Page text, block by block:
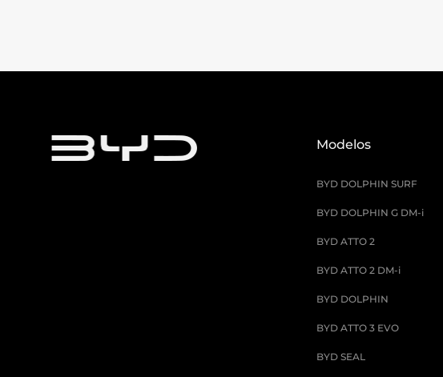
Modelos
BYD DOLPHIN SURF
BYD DOLPHIN G DM-i
BYD ATTO 2
BYD ATTO 2 DM-i
BYD DOLPHIN
BYD ATTO 3 EVO
BYD SEAL